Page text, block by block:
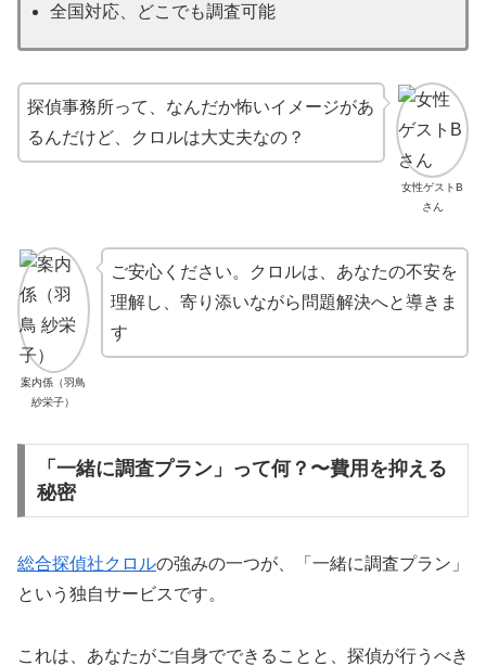
全国対応、どこでも調査可能
女性ゲストB
さん
探偵事務所って、なんだか怖いイメージがあ
るんだけど、クロルは大丈夫なの？
案内係（羽鳥
紗栄子）
ご安心ください。クロルは、あなたの不安を
理解し、寄り添いながら問題解決へと導きま
す
「一緒に調査プラン」って何？〜費用を抑える
秘密
総合探偵社クロルの強みの一つが、「一緒に調査プラン」
という独自サービスです。
これは、あなたがご自身でできることと、探偵が行うべき